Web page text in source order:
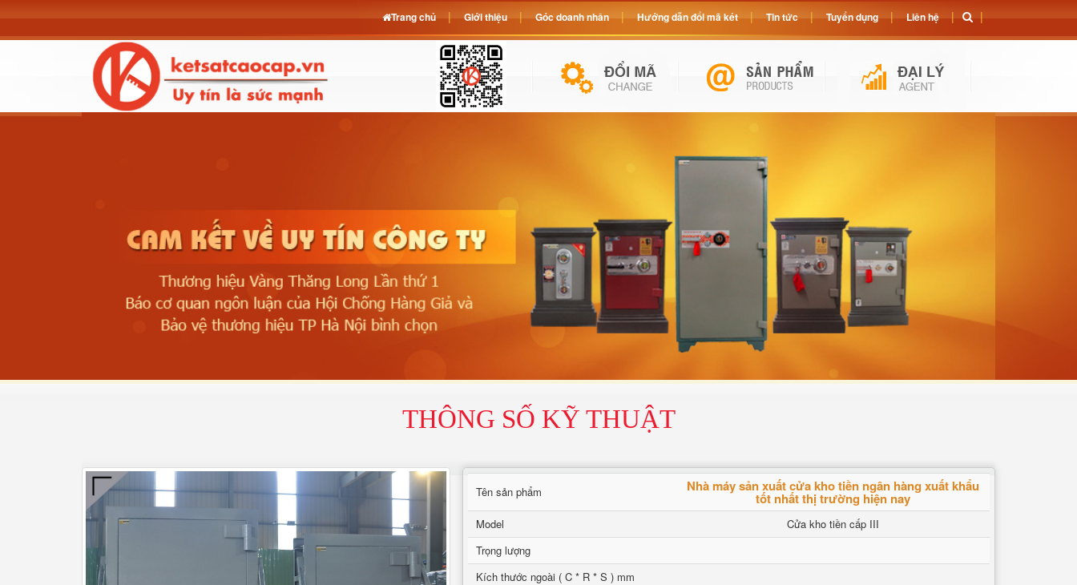
THÔNG SỐ KỸ THUẬT
Tên sản phẩm Nhà máy sản xuất cửa kho tiền ngân hàng xuất khẩu
tốt nhất thị trường hiện nay
Model
Cửa kho tiền cấp III
Trọng lượng
Kích thước ngoài ( C * R * S ) mm
Trang chủ Giới thiệu Góc doanh nhân Hướng dẫn đổi mã két Tin tức Tuyển dụng Liên hệ